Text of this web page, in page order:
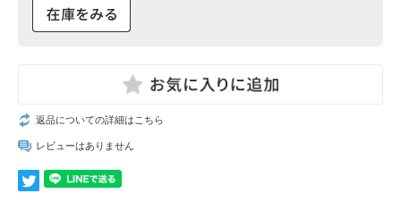
返品についての詳細はこちら
レビューはありません